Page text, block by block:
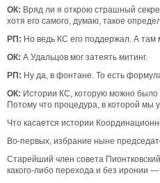
ОК: Вряд ли я открою страшный
хотя его самого, думаю, такое
РП: Но ведь КС его поддержал. А там
ОК: А Удальцов мог затеять митинг.
РП: Ну да, в фонтане. То есть
ОК: Истории КС, которую можно было
Потому что процедура, в которой
Что касается истории
Во-первых, избрание ныне
Старейший член совета
какого-либо перехода и без иронии